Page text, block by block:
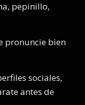
pepinillo,
pronuncie bien
sociales,
antes de